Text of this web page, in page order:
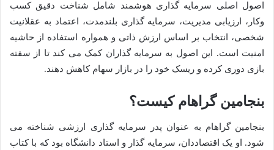
اصول اصلی سرمایه گذاری هوشمند شامل شناخت دقیق کسب
وکار، ارزیابی مدیریت، سرمایه گذاری بلندمدت، اعتماد به عقلانیت
شخصی، انتخاب بر اساس ارزش ذاتی و همواره استفاده از حاشیه
امنیت است. این اصول به سرمایه گذاران کمک می کند تا از سفته
بازی دوری کرده و ریسک خود را در بازار سهام کاهش دهند.
بنجامین گراهام کیست؟
بنجامین گراهام به عنوان پدر سرمایه گذاری ارزشی شناخته می
شود. او یک اقتصاددان، سرمایه گذار و استاد دانشگاه بود که با کتاب